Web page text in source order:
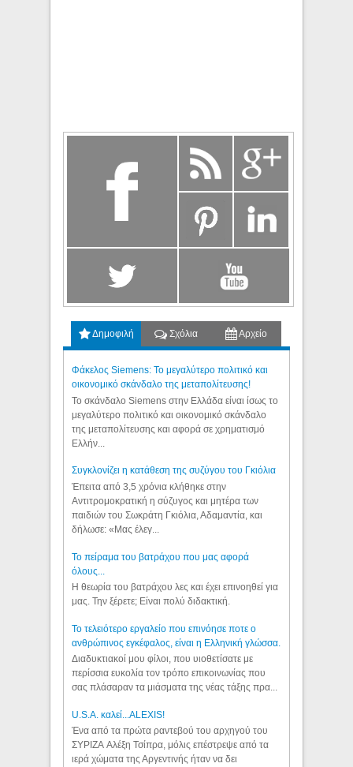
Δημοφιλή Σχόλια Αρχείο
Φάκελος Siemens: Το μεγαλύτερο πολιτικό και
οικονομικό σκάνδαλο της μεταπολίτευσης!
Το σκάνδαλο Siemens στην Ελλάδα είναι ίσως το
μεγαλύτερο πολιτικό και οικονομικό σκάνδαλο
της μεταπολίτευσης και αφορά σε χρηματισμό
Ελλήν...
Συγκλονίζει η κατάθεση της συζύγου του Γκιόλια
Έπειτα από 3,5 χρόνια κλήθηκε στην
Αντιτρομοκρατική η σύζυγος και μητέρα των
παιδιών του Σωκράτη Γκιόλια, Αδαμαντία, και
δήλωσε: «Μας έλεγ...
Το πείραμα του βατράχου που μας αφορά
όλους...
Η θεωρία του βατράχου λες και έχει επινοηθεί για
μας. Την ξέρετε; Είναι πολύ διδακτική.
Το τελειότερο εργαλείο που επινόησε ποτε ο
ανθρώπινος εγκέφαλος, είναι η Ελληνική γλώσσα.
Διαδυκτιακοί μου φίλοι, που υιοθετίσατε με
περίσσια ευκολία τον τρόπο επικοινωνίας που
σας πλάσαραν τα μιάσματα της νέας τάξης πρα...
U.S.A. καλεί...ALEXIS!
Ένα από τα πρώτα ραντεβού του αρχηγού του
ΣΥΡΙΖΑ Αλέξη Τσίπρα, μόλις επέστρεψε από τα
ιερά χώματα της Αργεντινής ήταν να δει